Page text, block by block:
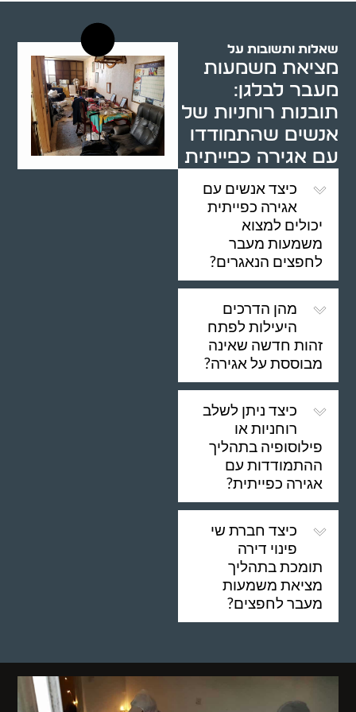
שאלות ותשובות על
מציאת משמעות
מעבר לבלגן:
תובנות רוחניות של
אנשים שהתמודדו
עם אגירה כפייתית
כיצד אנשים עם
אגירה כפייתית
יכולים למצוא
משמעות מעבר
לחפצים הנאגרים?
מהן הדרכים
היעילות לפתח
זהות חדשה שאינה
מבוססת על אגירה?
כיצד ניתן לשלב
רוחניות או
פילוסופיה בתהליך
ההתמודדות עם
אגירה כפייתית?
כיצד חברת שי
פינוי דירה
תומכת בתהליך
מציאת משמעות
מעבר לחפצים?